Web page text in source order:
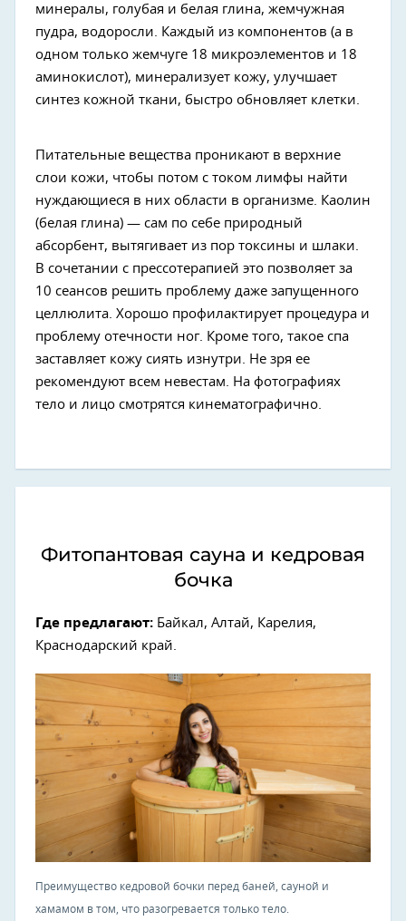
минералы, голубая и белая глина, жемчужная
пудра, водоросли. Каждый из компонентов (а в
одном только жемчуге 18 микроэлементов и 18
аминокислот), минерализует кожу, улучшает
синтез кожной ткани, быстро обновляет клетки.
Питательные вещества проникают в верхние
слои кожи, чтобы потом с током лимфы найти
нуждающиеся в них области в организме. Каолин
(белая глина) — сам по себе природный
абсорбент, вытягивает из пор токсины и шлаки.
В сочетании с прессотерапией это позволяет за
10 сеансов решить проблему даже запущенного
целлюлита. Хорошо профилактирует процедура и
проблему отечности ног. Кроме того, такое спа
заставляет кожу сиять изнутри. Не зря ее
рекомендуют всем невестам. На фотографиях
тело и лицо смотрятся кинематографично.
Фитопантовая сауна и кедровая
бочка
Где предлагают: Байкал, Алтай, Карелия,
Краснодарский край.
Преимущество кедровой бочки перед баней, сауной и
хамамом в том, что разогревается только тело.